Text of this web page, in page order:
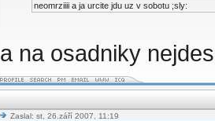
neomrziiii a ja urcite jdu uz v sobotu ;sly:
a na osadniky
Zaslal: st, 26.září 2007, 11:19